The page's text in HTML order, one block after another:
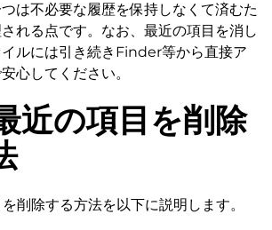
は不必要な履歴を保持しなくて済むた
れる点です。なお、最近の項目を消し
ルには引き続きFinder等から直接ア
心してください。
近の項目を削除
削除する方法を以下に説明します。